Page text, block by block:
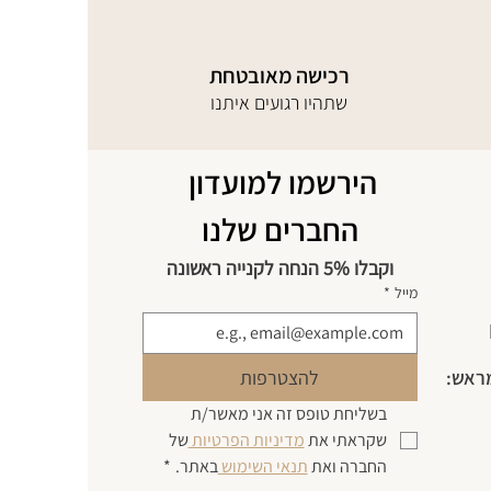
רכישה מאובטחת
שתהיו רגועים איתנו
החברים שלנו
וקבלו 5% הנחה לקנייה ראשונה
מייל *
להצטרפות
שקראתי את מדיניות הפרטיות
החברה ואת תנאי השימוש באתר. *